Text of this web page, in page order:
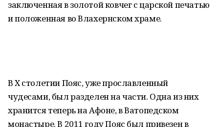
заключенная в золотой ковчег с царской печатью
и положенная во Влахернском храме.
В X столетии Пояс, уже прославленный
чудесами, был разделен на части. Одна из них
хранится теперь на Афоне, в Ватопедском
монастыре. В 2011 году Пояс был привезен в